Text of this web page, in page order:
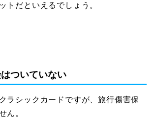
トだといえるでしょう。
ついていない
ラシックカードですが、旅行傷害保
ん。